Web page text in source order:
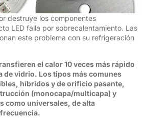
destruye los componentes
LED falla por sobrecalentamiento. Las
este problema con su refrigeración
el calor 10 veces más rápido
de vidrio. Los tipos más comunes
híbridos y de orificio pasante,
(monocapa/multicapa) y
como universales, de alta